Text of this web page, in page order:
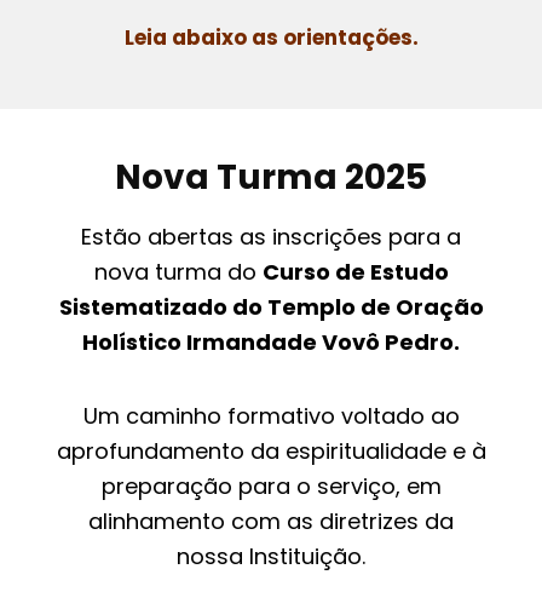
Leia abaixo as orientações.
Nova Turma 2025
Estão abertas as inscrições para a
nova turma do Curso de Estudo
Sistematizado do Templo de Oração
Holístico Irmandade Vovô Pedro.
Um caminho formativo voltado ao
aprofundamento da espiritualidade e à
preparação para o serviço, em
alinhamento com as diretrizes da
nossa Instituição.